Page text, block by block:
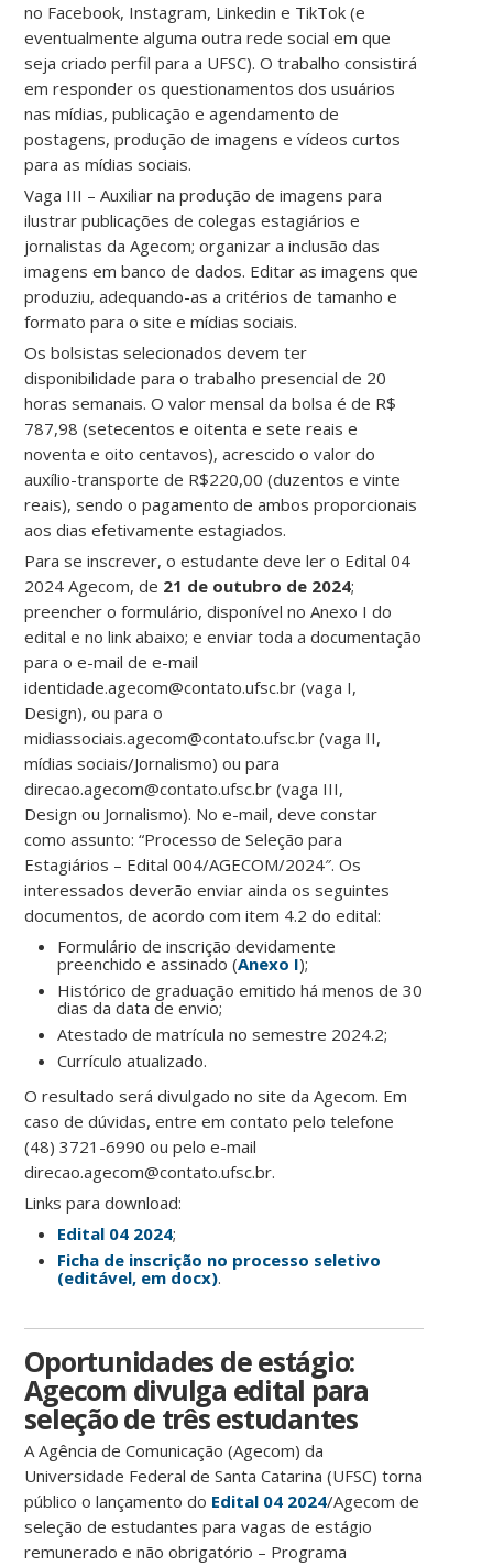
no Facebook, Instagram, Linkedin e TikTok (e
eventualmente alguma outra rede social em que
seja criado perfil para a UFSC). O trabalho consistirá
em responder os questionamentos dos usuários
nas mídias, publicação e agendamento de
postagens, produção de imagens e vídeos curtos
para as mídias sociais.
Vaga III – Auxiliar na produção de imagens para
ilustrar publicações de colegas estagiários e
jornalistas da Agecom; organizar a inclusão das
imagens em banco de dados. Editar as imagens que
produziu, adequando-as a critérios de tamanho e
formato para o site e mídias sociais.
Os bolsistas selecionados devem ter
disponibilidade para o trabalho presencial de 20
horas semanais. O valor mensal da bolsa é de R$
787,98 (setecentos e oitenta e sete reais e
noventa e oito centavos), acrescido o valor do
auxílio-transporte de R$220,00 (duzentos e vinte
reais), sendo o pagamento de ambos proporcionais
aos dias efetivamente estagiados.
Para se inscrever, o estudante deve ler o Edital 04
2024 Agecom, de 21 de outubro de 2024;
preencher o formulário, disponível no Anexo I do
edital e no link abaixo; e enviar toda a documentação
para o e-mail de e-mail
identidade.agecom@contato.ufsc.br (vaga I,
Design), ou para o
midiassociais.agecom@contato.ufsc.br (vaga II,
mídias sociais/Jornalismo) ou para
direcao.agecom@contato.ufsc.br (vaga III,
Design ou Jornalismo). No e-mail, deve constar
como assunto: “Processo de Seleção para
Estagiários – Edital 004/AGECOM/2024″. Os
interessados deverão enviar ainda os seguintes
documentos, de acordo com item 4.2 do edital:
Formulário de inscrição devidamente
preenchido e assinado (Anexo I);
Histórico de graduação emitido há menos de 30
dias da data de envio;
Atestado de matrícula no semestre 2024.2;
Currículo atualizado.
O resultado será divulgado no site da Agecom. Em
caso de dúvidas, entre em contato pelo telefone
(48) 3721-6990 ou pelo e-mail
direcao.agecom@contato.ufsc.br.
Links para download:
Edital 04 2024;
Ficha de inscrição no processo seletivo
(editável, em docx).
Oportunidades de estágio:
Agecom divulga edital para
seleção de três estudantes
A Agência de Comunicação (Agecom) da
Universidade Federal de Santa Catarina (UFSC) torna
público o lançamento do Edital 04 2024/Agecom de
seleção de estudantes para vagas de estágio
remunerado e não obrigatório – Programa